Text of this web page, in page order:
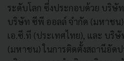
ระดับโลก ซึ่งประกอบด้วย บริษั
บริษัท ซีพี ออลล์ จำกัด (มหาชน
เอ.ซี.ที (ประเทศไทย), และ บริ
(มหาชน) ในการติดตั้งสถานีอัด